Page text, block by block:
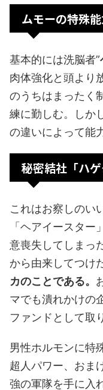
ムモーの特殊
基本的には洗脳者”
肉体強化と頭より
のうちはまったく
練に勤しむ。しか
の違いによって能
秘密結社「ハ
これはお察しのい
「ヘアイースタ
意喪失してしまっ
から由来してつけ
カのことである。
マでも潰れかけの
ファンドとして取
男性ホルモンに特
超人パワー、おま
強の軍隊を手に入